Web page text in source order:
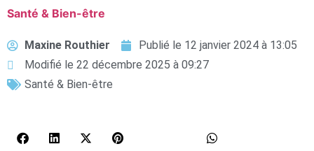
Santé & Bien-être
Maxine Routhier Publié le 12 janvier 2024 à 13:05
Modifié le 22 décembre 2025 à 09:27
Santé & Bien-être